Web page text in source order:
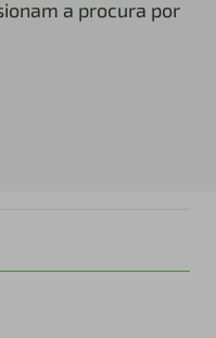
a procura por